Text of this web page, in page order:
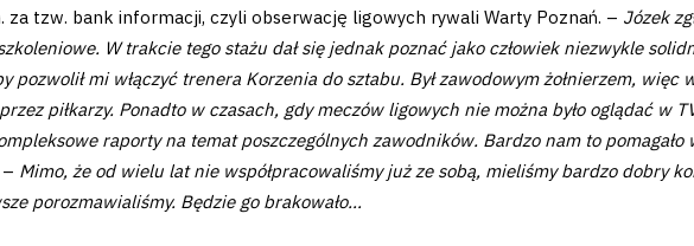
za tzw. bank informacji, czyli obserwację ligowych rywali Warty Poznań. – Józek
W trakcie tego stażu dał się jednak poznać jako człowiek niezwykle
pozwolił mi włączyć trenera Korzenia do sztabu. Był zawodowym żołnierzem, więc
piłkarzy. Ponadto w czasach, gdy meczów ligowych nie można było oglądać w
raporty na temat poszczególnych zawodników. Bardzo nam to pomagało
Mimo, że od wielu lat nie współpracowaliśmy już ze sobą, mieliśmy bardzo dobry
porozmawialiśmy. Będzie go brakowało…